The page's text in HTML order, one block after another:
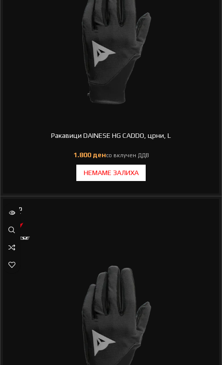
Ракавици DAINESE HG CADDO, црни, L
SOLD
OUT